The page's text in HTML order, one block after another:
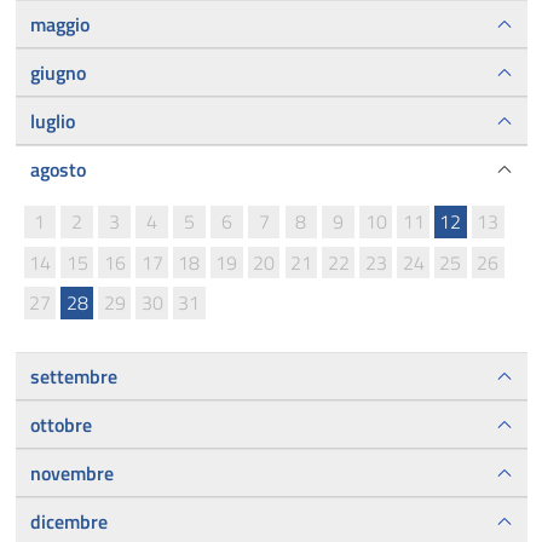
maggio
giugno
luglio
agosto
1
2 3 4 5 6 7 8 9 10 11 12
13
14
15 16 17 18 19 20 21 22 23 24 25
26
27
28 29 30 31
settembre
ottobre
novembre
dicembre